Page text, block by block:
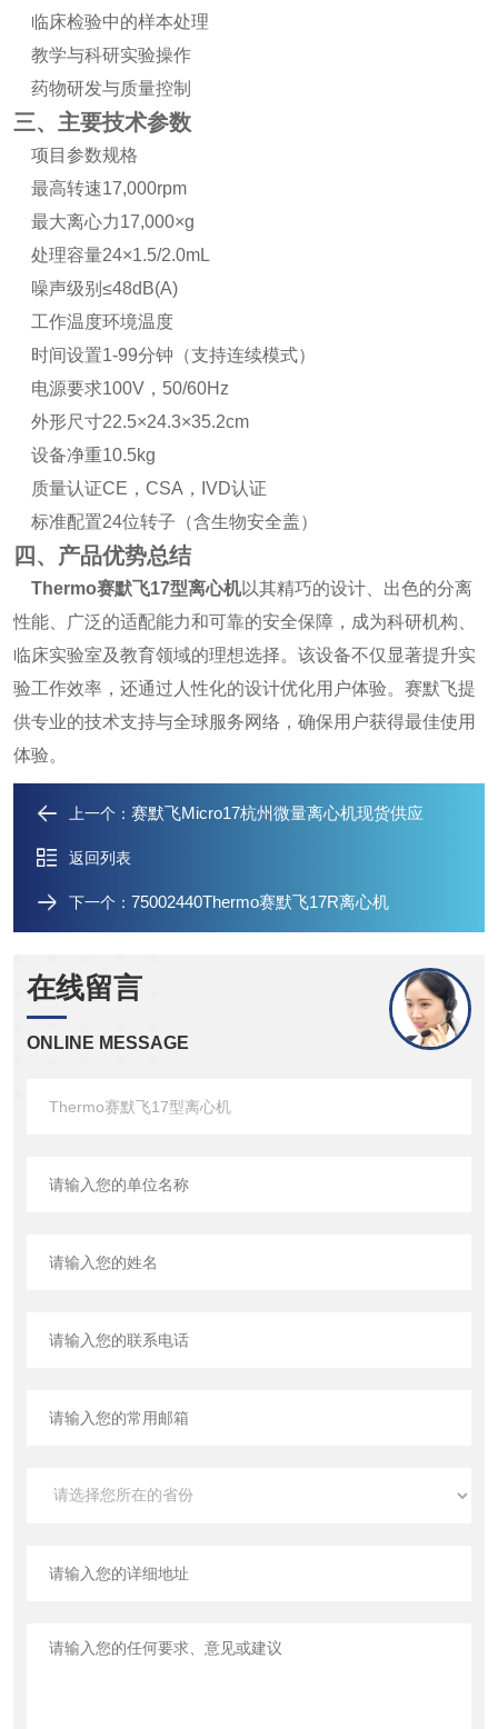
临床检验中的样本处理
教学与科研实验操作
药物研发与质量控制
三、主要技术参数
项目参数规格
最高转速17,000rpm
最大离心力17,000×g
处理容量24×1.5/2.0mL
噪声级别≤48dB(A)
工作温度环境温度
时间设置1-99分钟（支持连续模式）
电源要求100V，50/60Hz
外形尺寸22.5×24.3×35.2cm
设备净重10.5kg
质量认证CE，CSA，IVD认证
标准配置24位转子（含生物安全盖）
四、产品优势总结
Thermo赛默飞17型离心机以其精巧的设计、出色的分离
性能、广泛的适配能力和可靠的安全保障，成为科研机构、
临床实验室及教育领域的理想选择。该设备不仅显著提升实
验工作效率，还通过人性化的设计优化用户体验。赛默飞提
供专业的技术支持与全球服务网络，确保用户获得最佳使用
体验。
上一个： 赛默飞Micro17杭州微量离心机现货供应
返回列表
下一个： 75002440Thermo赛默飞17R离心机
在线留言
ONLINE MESSAGE